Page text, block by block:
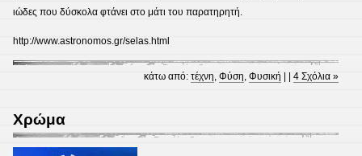
ιώδες που δύσκολα φτάνει στο μάτι του παρατηρητή.
http://www.astronomos.gr/selas.html
κάτω από:τέχνη,Φύση,Φυσική | |4 Σχόλια »
Χρώμα